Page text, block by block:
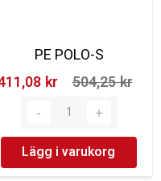
PE POLO-S
kr‎
504,25 kr‎
Lägg i varukorg